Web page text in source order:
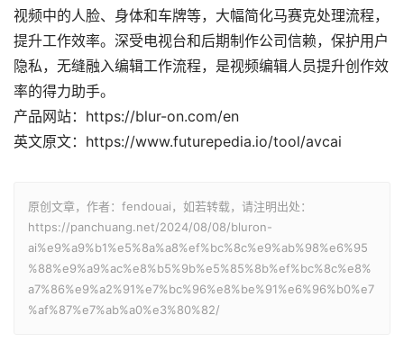
视频中的人脸、身体和车牌等，大幅简化马赛克处理流程，
提升工作效率。深受电视台和后期制作公司信赖，保护用户
隐私，无缝融入编辑工作流程，是视频编辑人员提升创作效
率的得力助手。
产品网站：https://blur-on.com/en
英文原文：https://www.futurepedia.io/tool/avcai
原创文章，作者：fendouai，如若转载，请注明出处：
https://panchuang.net/2024/08/08/bluron-
ai%e9%a9%b1%e5%8a%a8%ef%bc%8c%e9%ab%98%e6%95
%88%e9%a9%ac%e8%b5%9b%e5%85%8b%ef%bc%8c%e8%
a7%86%e9%a2%91%e7%bc%96%e8%be%91%e6%96%b0%e7
%af%87%e7%ab%a0%e3%80%82/